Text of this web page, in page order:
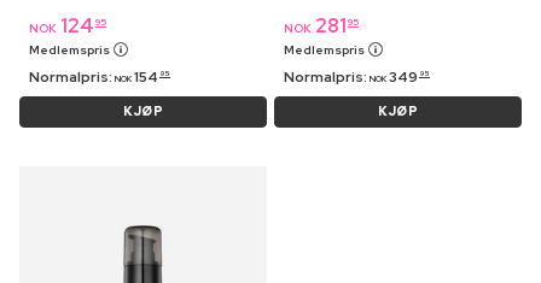
NOK 124 95
Medlemspris
Normalpris: NOK 154 95
KJØP
NOK 281 95
Medlemspris
Normalpris: NOK 349 95
KJØP